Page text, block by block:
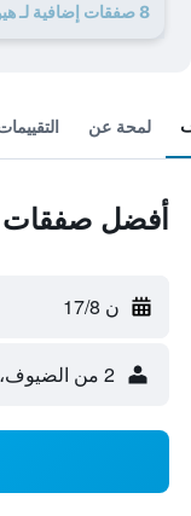
8 صفقات إضافية لـ هيونجن توريست هوتل
لمحة عن
أفضل صفقات
ن 17/8
2 من الضيوف، غرفة واحدة